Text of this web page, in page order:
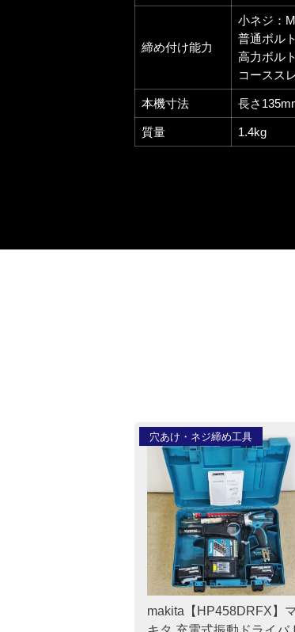
締め付け能力
小ネジ：
普通ボル
高力ボル
コースス
本機寸法 長さ
質量 1.4kg
穴あけ・ネジ締め工具
makita【HP458DRFX】